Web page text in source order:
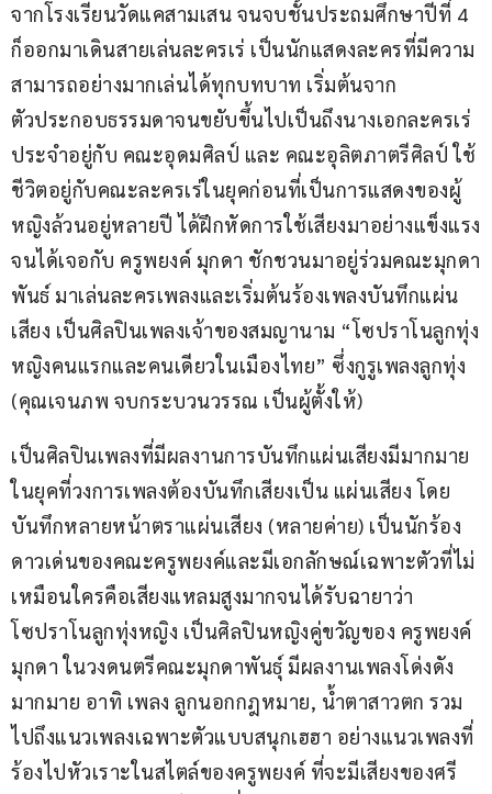
จากโรงเรียนวัดแคสามเสน จนจบชั้นประถมศึกษาปีที่ 4
ก็ออกมาเดินสายเล่นละครเร่ เป็นนักแสดงละครที่มีความ
สามารถอย่างมากเล่นได้ทุกบทบาท เริ่มต้นจาก
ตัวประกอบธรรมดาจนขยับขึ้นไปเป็นถึงนางเอกละครเร่
ประจำอยู่กับ คณะอุดมศิลป์ และ คณะอุลิตภาตรีศิลป์ ใช้
ชีวิตอยู่กับคณะละครเร่ในยุคก่อนที่เป็นการแสดงของผู้
หญิงล้วนอยู่หลายปี ได้ฝึกหัดการใช้เสียงมาอย่างแข็งแรง
จนได้เจอกับ ครูพยงค์ มุกดา ชักชวนมาอยู่ร่วมคณะมุกดา
พันธ์ มาเล่นละครเพลงและเริ่มต้นร้องเพลงบันทึกแผ่น
เสียง เป็นศิลปินเพลงเจ้าของสมญานาม “โซปราโนลูกทุ่ง
หญิงคนแรกและคนเดียวในเมืองไทย” ซึ่งกูรูเพลงลูกทุ่ง
(คุณเจนภพ จบกระบวนวรรณ เป็นผู้ตั้งให้)
เป็นศิลปินเพลงที่มีผลงานการบันทึกแผ่นเสียงมีมากมาย
ในยุคที่วงการเพลงต้องบันทึกเสียงเป็น แผ่นเสียง โดย
บันทึกหลายหน้าตราแผ่นเสียง (หลายค่าย) เป็นนักร้อง
ดาวเด่นของคณะครูพยงค์และมีเอกลักษณ์เฉพาะตัวที่ไม่
เหมือนใครคือเสียงแหลมสูงมากจนได้รับฉายาว่า
โซปราโนลูกทุ่งหญิง เป็นศิลปินหญิงคู่ขวัญของ ครูพยงค์
มุกดา ในวงดนตรีคณะมุกดาพันธุ์ มีผลงานเพลงโด่งดัง
มากมาย อาทิ เพลง ลูกนอกกฎหมาย, น้ำตาสาวตก รวม
ไปถึงแนวเพลงเฉพาะตัวแบบสนุกเฮฮา อย่างแนวเพลงที่
ร้องไปหัวเราะในสไตล์ของครูพยงค์ ที่จะมีเสียงของศรี